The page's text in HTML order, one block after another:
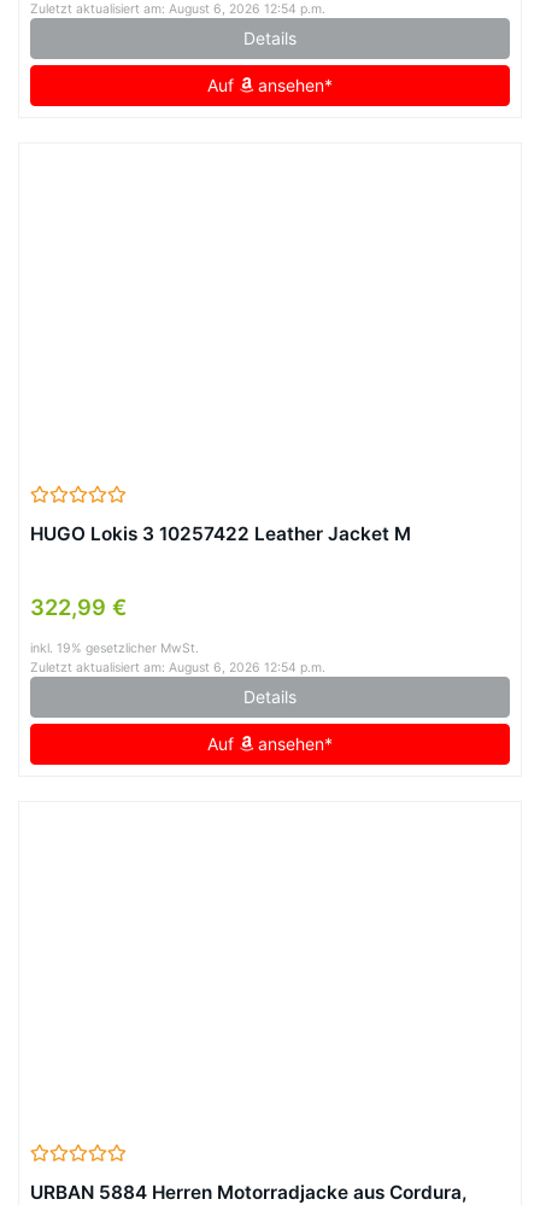
Zuletzt aktualisiert am: August 6, 2026 12:54 p.m.
Details
Auf ansehen*
HUGO Lokis 3 10257422 Leather Jacket M
322,99 €
inkl. 19% gesetzlicher MwSt.
Zuletzt aktualisiert am: August 6, 2026 12:54 p.m.
Details
Auf ansehen*
URBAN 5884 Herren Motorradjacke aus Cordura,